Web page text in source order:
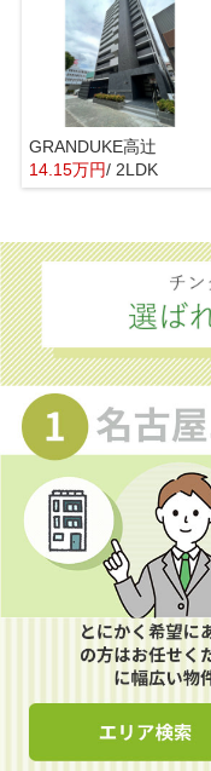
GRANDUKE高辻
14.15万円/ 2LDK